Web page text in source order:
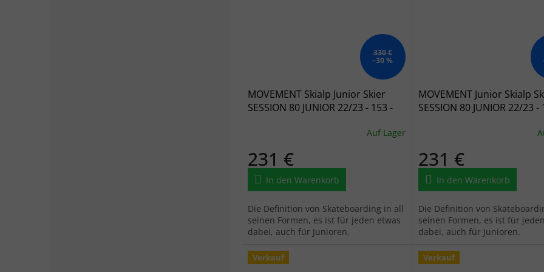
330 €
–30 %
MOVEMENT Skialp Junior Skier
SESSION 80 JUNIOR 22/23 - 153 -
Auf Lager
231 €
In den Warenkorb
Die Definition von Skateboarding in all
seinen Formen, es ist für jeden etwas
dabei, auch für Junioren.
MOVEMENT Junior Skialp
SESSION 80 JUNIOR 22/23 -
231 €
In den Warenkorb
Die Definition von
seinen Formen, es ist für
dabei, auch für Junioren.
Verkauf Verkauf